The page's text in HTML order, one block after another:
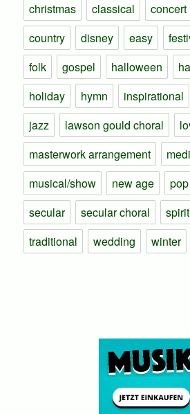
christmas
classical concert
country
disney easy
folk
gospel halloween
holiday
hymn inspirational
jazz
lawson gould choral
masterwork arrangement
musical/show
new age pop
secular
secular choral
traditional
wedding winter